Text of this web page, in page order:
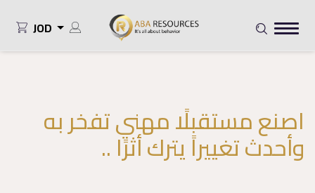
JOD
اصنع مستقبلًا مهني تفخر به
وأحدث تغييراً يترك أثرًا ..